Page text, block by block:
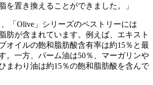
を置き換えることができました。」
、「Olive」シリーズのペストリーには
肪が含まれています。例えば、エキスト
オイルの飽和脂肪酸含有率は約15％と最
。一方、パーム油は50％、マーガリンや
まわり油は約15％の飽和脂肪酸を含んで